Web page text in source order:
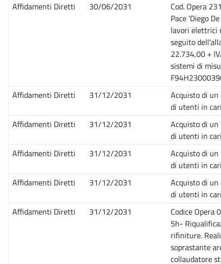
Affidamenti Diretti
30/06/2031
Cod. Opera
Pace 'Diego
lavori elettrici
seguito
22.734,00 +
sistemi di
Affidamenti Diretti
31/12/2031
Acquisto di
di utenti in
Affidamenti Diretti
31/12/2031
Acquisto di
di utenti in
Affidamenti Diretti
31/12/2031
Acquisto di
di utenti in
Affidamenti Diretti
31/12/2031
Acquisto di
di utenti in
Affidamenti Diretti
31/12/2031
Codice Opera
5h-
rifiniture.
soprastante
collaudatore